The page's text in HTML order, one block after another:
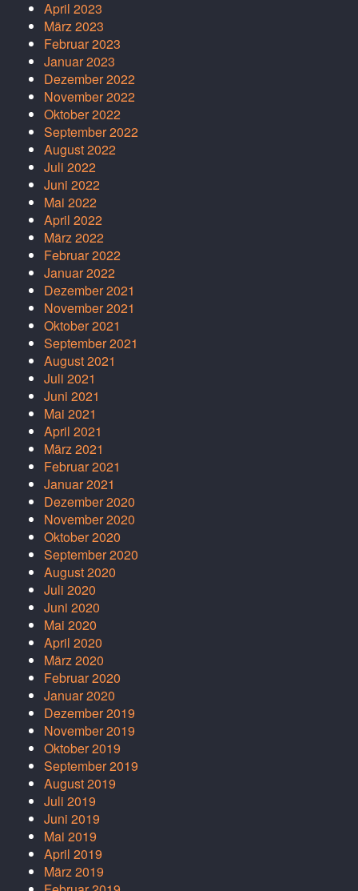
April 2023
März 2023
Februar 2023
Januar 2023
Dezember 2022
November 2022
Oktober 2022
September 2022
August 2022
Juli 2022
Juni 2022
Mai 2022
April 2022
März 2022
Februar 2022
Januar 2022
Dezember 2021
November 2021
Oktober 2021
September 2021
August 2021
Juli 2021
Juni 2021
Mai 2021
April 2021
März 2021
Februar 2021
Januar 2021
Dezember 2020
November 2020
Oktober 2020
September 2020
August 2020
Juli 2020
Juni 2020
Mai 2020
April 2020
März 2020
Februar 2020
Januar 2020
Dezember 2019
November 2019
Oktober 2019
September 2019
August 2019
Juli 2019
Juni 2019
Mai 2019
April 2019
März 2019